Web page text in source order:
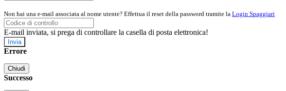
Non hai una e-mail associata al nome utente? Effettua il reset della password tramite la Login Spaggiari
E-mail inviata, si prega di controllare la casella di posta elettronica!
Errore
Chiudi
Successo